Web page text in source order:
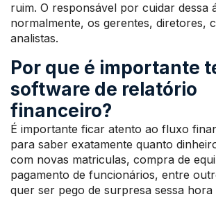
ruim. O responsável por cuidar dessa
normalmente, os gerentes, diretores,
analistas.
Por que é importante
software de relatório
financeiro?
É importante ficar atento ao fluxo
para saber exatamente quanto
com novas matriculas, compra de
pagamento de funcionários, entre
quer ser pego de surpresa sessa hora